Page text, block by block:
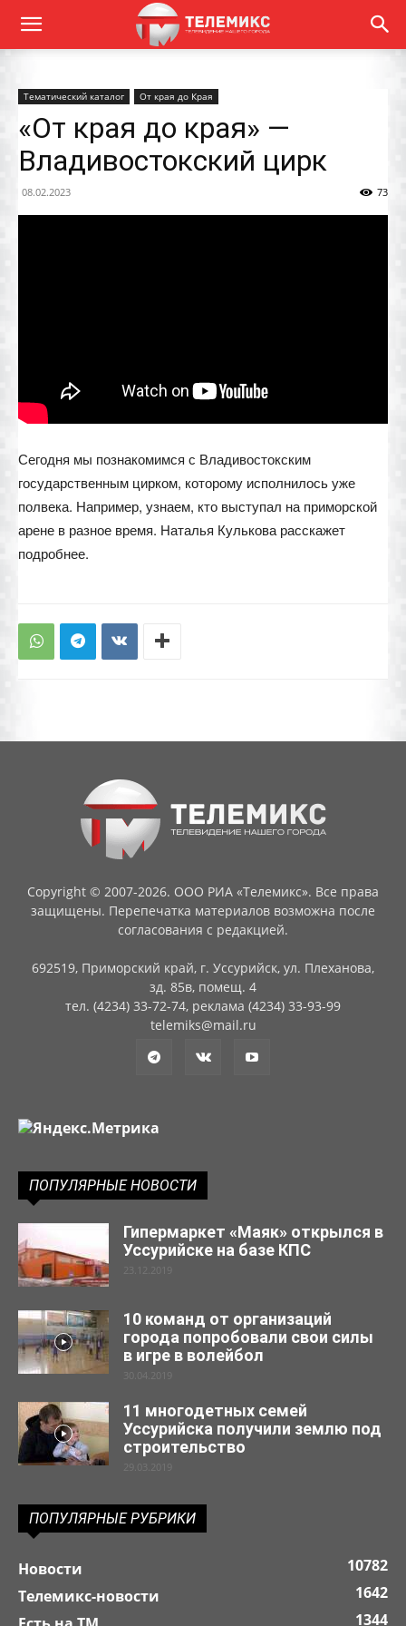
Тематический каталог От края до Края
«От края до края» —
Владивостокский цирк
08.02.2023 73
Сегодня мы познакомимся с Владивостокским
государственным цирком, которому исполнилось уже
полвека. Например, узнаем, кто выступал на приморской
арене в разное время. Наталья Кулькова расскажет
подробнее.
Copyright © 2007-2026. ООО РИА «Телемикс». Все права
защищены. Перепечатка материалов возможна после
согласования с редакцией.
692519, Приморский край, г. Уссурийск, ул. Плеханова,
зд. 85в, помещ. 4
тел. (4234) 33-72-74, реклама (4234) 33-93-99
telemiks@mail.ru
ПОПУЛЯРНЫЕ НОВОСТИ
Гипермаркет «Маяк» открылся в
Уссурийске на базе КПС
23.12.2019
10 команд от организаций
города попробовали свои силы
в игре в волейбол
30.04.2019
11 многодетных семей
Уссурийска получили землю под
строительство
29.03.2019
ПОПУЛЯРНЫЕ РУБРИКИ
Новости
10782
Телемикс-новости
1642
1344